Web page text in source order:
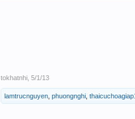
tokhatnhi 5/1/13
lamtrucnguyen phuongnghi